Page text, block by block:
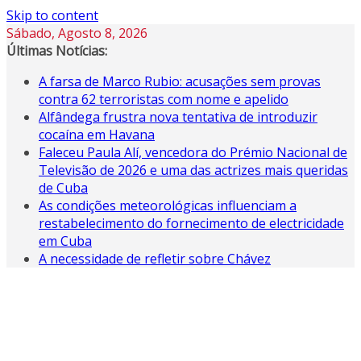
Skip to content
Sábado, Agosto 8, 2026
Últimas Notícias:
A farsa de Marco Rubio: acusações sem provas
contra 62 terroristas com nome e apelido
Alfândega frustra nova tentativa de introduzir
cocaína em Havana
Faleceu Paula Alí, vencedora do Prémio Nacional de
Televisão de 2026 e uma das actrizes mais queridas
de Cuba
As condições meteorológicas influenciam a
restabelecimento do fornecimento de electricidade
em Cuba
A necessidade de refletir sobre Chávez